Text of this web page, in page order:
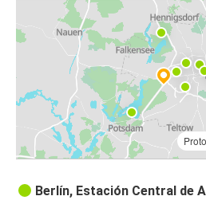
Berlín, Estación Central de